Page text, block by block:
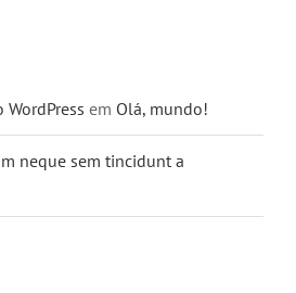
em Olá, mundo!
neque sem tincidunt a